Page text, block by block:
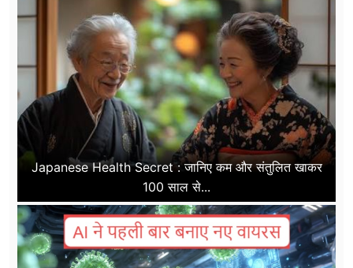
Japanese Health Secret : जानिए कम और संतुलित खाकर
100 साल से...